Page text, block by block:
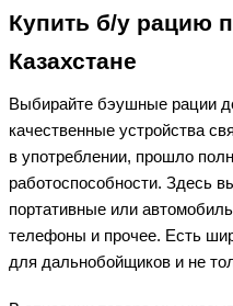
Купить б/у рацию
Казахстане
Выбирайте бэушные рации
качественные устройства
в употреблении, прошло
работоспособности. Здесь
портативные или
телефоны и прочее. Есть
для дальнобойщиков и не